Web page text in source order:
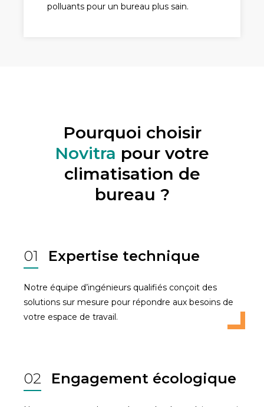
polluants pour un bureau plus sain.
Pourquoi choisir
Novitra pour votre
climatisation de
bureau ?
01 Expertise technique
Notre équipe d’ingénieurs qualifiés conçoit des
solutions sur mesure pour répondre aux besoins de
votre espace de travail.
02 Engagement écologique